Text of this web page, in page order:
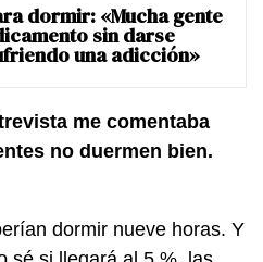
dormir: «Mucha gente
sin darse
una adicción»
me comentaba
no duermen bien.
dormir nueve horas. Y